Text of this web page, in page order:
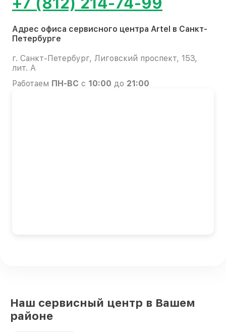
Адрес офиса сервисного центра Artel в Санкт-
Петербурге
г. Санкт-Петербург, Лиговский проспект, 153,
лит. А
Работаем ПН-ВС с 10:00 до 21:00
Наш сервисный центр в Вашем
районе